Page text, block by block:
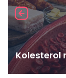
Kolesterol